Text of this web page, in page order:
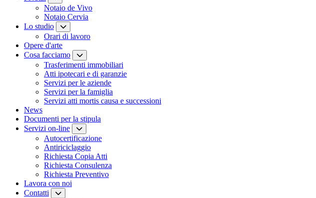
Notaio de Vivo
Notaio Cervia
Lo studio
Orari di lavoro
Opere d'arte
Cosa facciamo
Trasferimenti immobiliari
Atti ipotecari e di garanzie
Servizi per le aziende
Servizi per la famiglia
Servizi atti mortis causa e successioni
News
Documenti per la stipula
Servizi on-line
Autocertificazione
Antiriciclaggio
Richiesta Copia Atti
Richiesta Consulenza
Richiesta Preventivo
Lavora con noi
Contatti